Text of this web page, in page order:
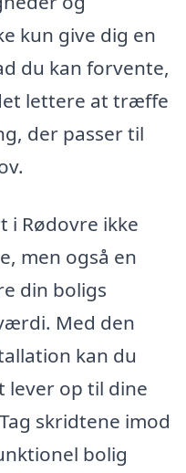
kun give dig en
du kan forvente,
lettere at træffe
der passer til
i Rødovre ikke
men også en
din boligs
Med den
kan du
lever op til dine
skridtene imod
bolig